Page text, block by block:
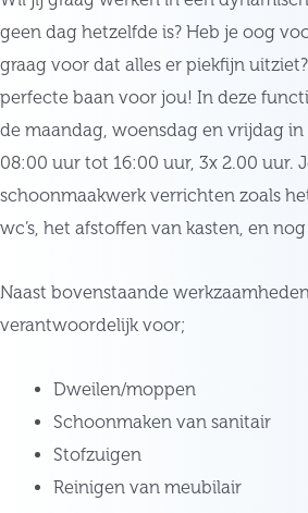
geen dag hetzelfde is? Heb je oog
graag voor dat alles er piekfijn
perfecte baan voor jou! In deze
de maandag, woensdag en vrijdag
08:00 uur tot 16:00 uur, 3x 2.00 uur.
schoonmaakwerk verrichten zoals
wc’s, het afstoffen van kasten, en
Naast bovenstaande
verantwoordelijk voor;
Dweilen/moppen
Schoonmaken van sanitair
Stofzuigen
Reinigen van meubilair